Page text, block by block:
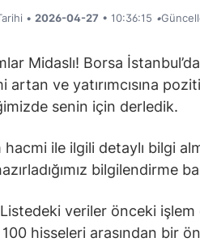
• 2026-04-27 • 10:36:15 •
Midaslı! Borsa
artan ve yatırımcısına
senin için derledik.
hacmi ile ilgili detaylı bilgi
bilgilendirme
veriler önceki
100 hisseleri arasından bir